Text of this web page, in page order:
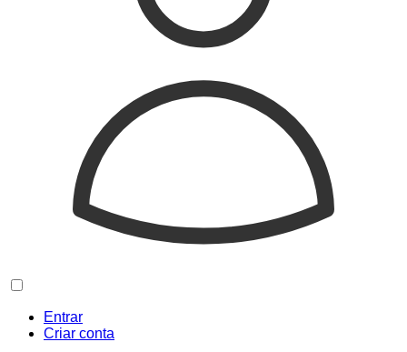
Entrar
Criar conta